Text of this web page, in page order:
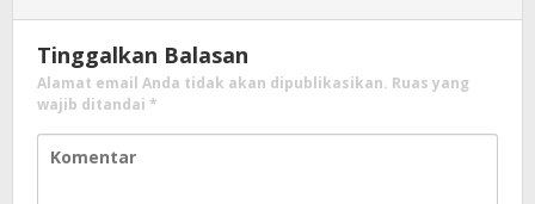
Tinggalkan Balasan
Alamat email Anda tidak akan dipublikasikan. Ruas yang
wajib ditandai *